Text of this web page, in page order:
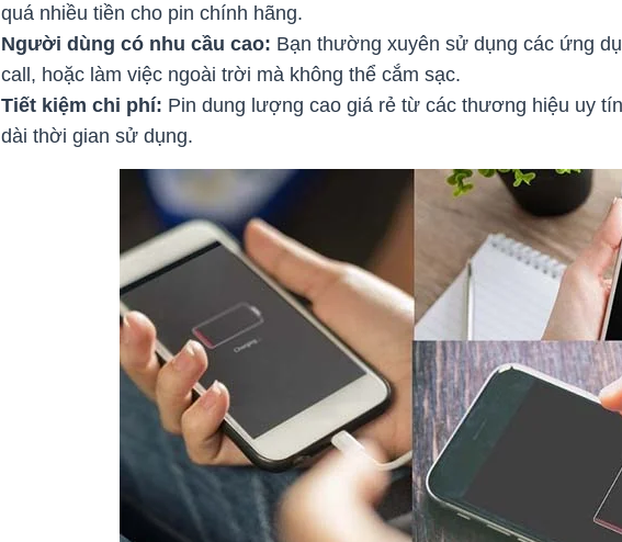
quá nhiều tiền cho pin chính hãng.
Người dùng có nhu cầu cao: Bạn thường xuyên sử dụng các ứng
call, hoặc làm việc ngoài trời mà không thể cắm sạc.
Tiết kiệm chi phí: Pin dung lượng cao giá rẻ từ các thương hiệu uy
dài thời gian sử dụng.